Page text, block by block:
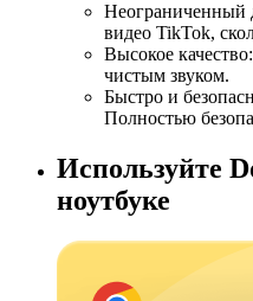
Неограниченный
видео TikTok,
Высокое
чистым звуком.
Быстро и
Полностью
Используйте
ноутбуке